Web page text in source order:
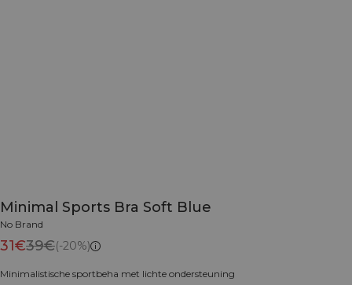
Minimal Sports Bra Soft Blue
No Brand
31€39€(-20%)
Minimalistische sportbeha met lichte ondersteuning